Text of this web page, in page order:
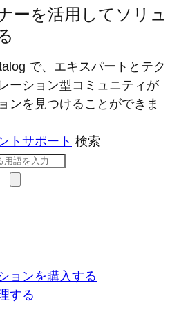
ーを活用してソリュ
で、エキスパートとテク
ーション型コミ​ュニティが
ンを見つけることができま
ト サポート 検索
ョンを購入する
する